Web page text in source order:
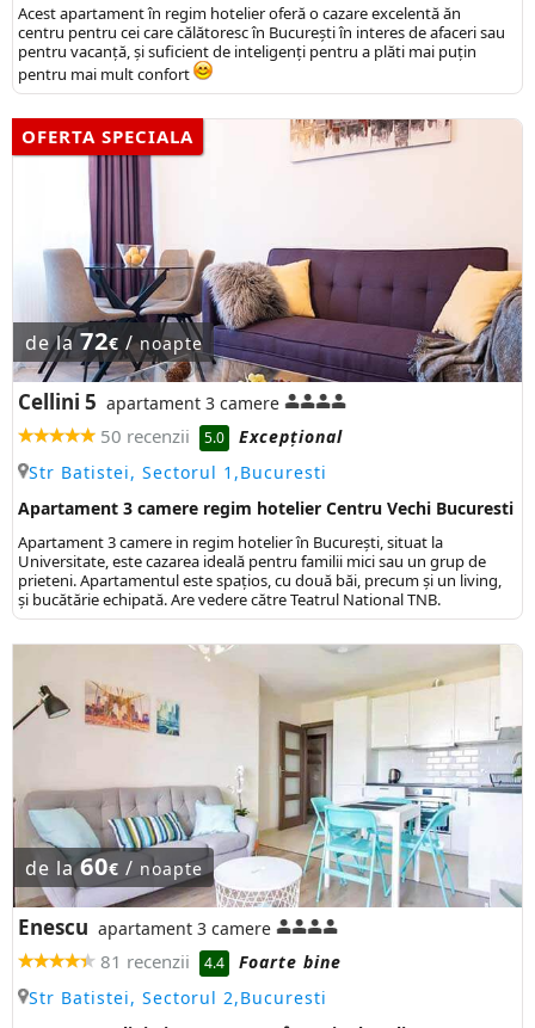
Acest apartament în regim hotelier oferă o cazare excelentă ăn
centru pentru cei care călătoresc în București în interes de afaceri sau
pentru vacanță, și suficient de inteligenți pentru a plăti mai puțin
pentru mai mult confort
OFERTA SPECIALA
de la72€ /noapte
Cellini 5 apartament 3 camere
50 recenzii 5.0
Excepţional
Str Batistei, Sectorul 1,Bucuresti
Apartament 3 camere regim hotelier Centru Vechi Bucuresti
Apartament 3 camere in regim hotelier în București, situat la
Universitate, este cazarea ideală pentru familii mici sau un grup de
prieteni. Apartamentul este spațios, cu două băi, precum și un living,
și bucătărie echipată. Are vedere către Teatrul National TNB.
de la60€ / noapte
Enescu apartament 3 camere
81 recenzii 4.4
Foarte bine
Str Batistei, Sectorul 2,Bucuresti